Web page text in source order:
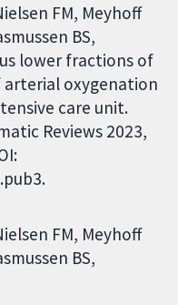
FM, Meyhoff
BS,
lower fractions of
oxygenation
care unit.
Reviews 2023,
FM Meyhoff
BS